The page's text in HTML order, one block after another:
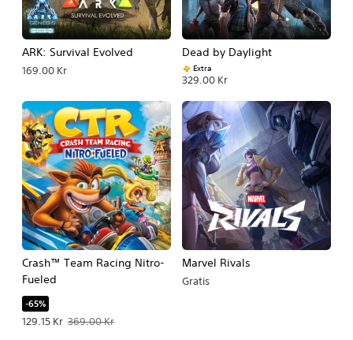
ARK: Survival Evolved
169.00 Kr
Dead by Daylight
Extra
329.00 Kr
Crash™ Team Racing Nitro-
Fueled
-65%
129.15 Kr
Erbjudande: 129.15 Kr Originalpris: 369.00 Kr.
369.00 Kr
Marvel Rivals
Gratis